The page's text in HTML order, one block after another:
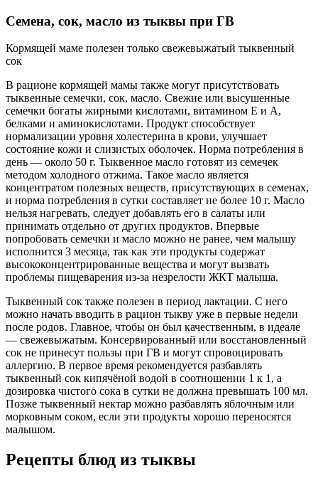
Семена, сок, масло из тыквы при ГВ
Кормящей маме полезен только свежевыжатый тыквенный
сок
В рационе кормящей мамы также могут присутствовать
тыквенные семечки, сок, масло. Свежие или высушенные
семечки богаты жирными кислотами, витамином Е и А,
белками и аминокислотами. Продукт способствует
нормализации уровня холестерина в крови, улучшает
состояние кожи и слизистых оболочек. Норма потребления в
день — около 50 г. Тыквенное масло готовят из семечек
методом холодного отжима. Такое масло является
концентратом полезных веществ, присутствующих в семенах,
и норма потребления в сутки составляет не более 10 г. Масло
нельзя нагревать, следует добавлять его в салаты или
принимать отдельно от других продуктов. Впервые
попробовать семечки и масло можно не ранее, чем малышу
исполнится 3 месяца, так как эти продукты содержат
высококонцентрированные вещества и могут вызвать
проблемы пищеварения из-за незрелости ЖКТ малыша.
Тыквенный сок также полезен в период лактации. С него
можно начать вводить в рацион тыкву уже в первые недели
после родов. Главное, чтобы он был качественным, в идеале
— свежевыжатым. Консервированный или восстановленный
сок не принесут пользы при ГВ и могут спровоцировать
аллергию. В первое время рекомендуется разбавлять
тыквенный сок кипячёной водой в соотношении 1 к 1, а
дозировка чистого сока в сутки не должна превышать 100 мл.
Позже тыквенный нектар можно разбавлять яблочным или
морковным соком, если эти продукты хорошо переносятся
малышом.
Рецепты блюд из тыквы